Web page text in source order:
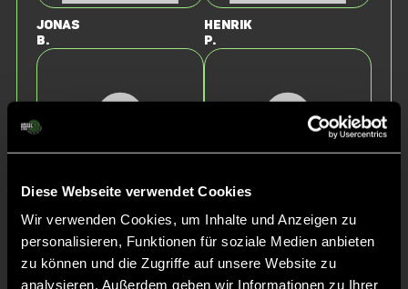
Diese Webseite verwendet Cookies
Wir verwenden Cookies, um Inhalte und Anzeigen zu
personalisieren, Funktionen für soziale Medien anbieten
zu können und die Zugriffe auf unsere Website zu
analysieren. Außerdem geben wir Informationen zu Ihrer
Jonas
B.
Henrik
P.
Henry
R.
Anton
F.